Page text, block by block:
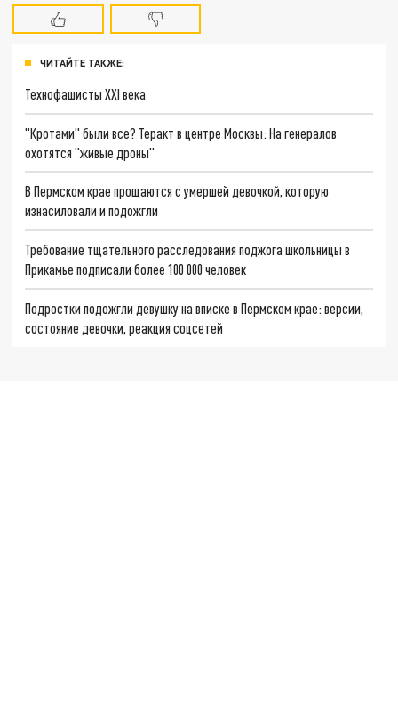
ЧИТАЙТЕ ТАКЖЕ:
Технофашисты XXI века
"Кротами" были все? Теракт в центре Москвы: На генералов
охотятся "живые дроны"
В Пермском крае прощаются с умершей девочкой, которую
изнасиловали и подожгли
Требование тщательного расследования поджога школьницы в
Прикамье подписали более 100 000 человек
Подростки подожгли девушку на вписке в Пермском крае: версии,
состояние девочки, реакция соцсетей